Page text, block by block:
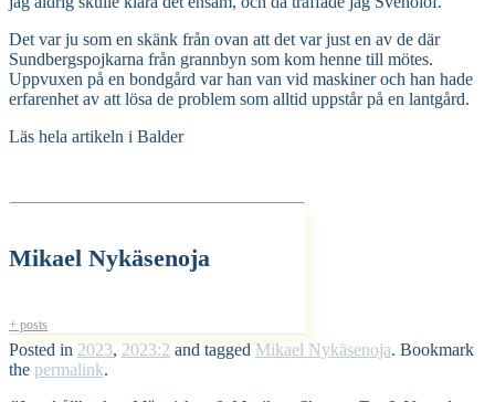
Det var ju som en skänk från ovan att det var just en av de där
Sundbergspojkarna från grannbyn som kom henne till mötes.
Uppvuxen på en bondgård var han van vid maskiner och han hade
erfarenhet av att lösa de problem som alltid uppstår på en lantgård.
Läs hela artikeln i Balder
Mikael Nykäsenoja
+ posts
Posted in 2023, 2023:2 and tagged Mikael Nykäsenoja. Bookmark
the permalink.